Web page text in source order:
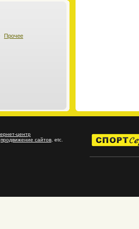
Прочее
продвижение сайтов , etc.